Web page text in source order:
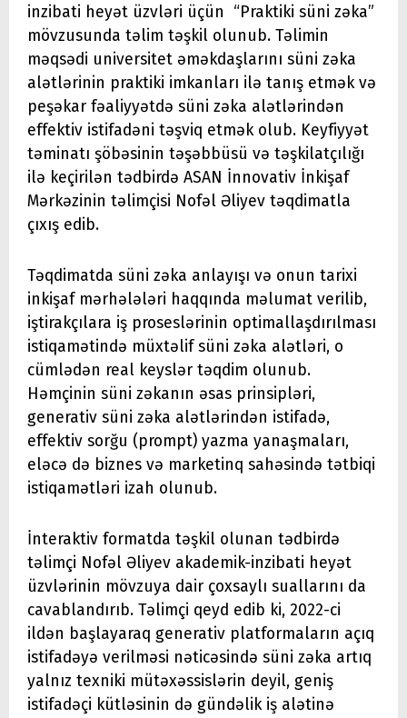
inzibati heyət üzvləri üçün “Praktiki süni zəka”
mövzusunda təlim təşkil olunub. Təlimin
məqsədi universitet əməkdaşlarını süni zəka
alətlərinin praktiki imkanları ilə tanış etmək və
peşəkar fəaliyyətdə süni zəka alətlərindən
effektiv istifadəni təşviq etmək olub. Keyfiyyət
təminatı şöbəsinin təşəbbüsü və təşkilatçılığı
ilə keçirilən tədbirdə ASAN İnnovativ İnkişaf
Mərkəzinin təlimçisi Nofəl Əliyev təqdimatla
çıxış edib.
Təqdimatda süni zəka anlayışı və onun tarixi
inkişaf mərhələləri haqqında məlumat verilib,
iştirakçılara iş proseslərinin optimallaşdırılması
istiqamətində müxtəlif süni zəka alətləri, o
cümlədən real keyslər təqdim olunub.
Həmçinin süni zəkanın əsas prinsipləri,
generativ süni zəka alətlərindən istifadə,
effektiv sorğu (prompt) yazma yanaşmaları,
eləcə də biznes və marketinq sahəsində tətbiqi
istiqamətləri izah olunub.
İnteraktiv formatda təşkil olunan tədbirdə
təlimçi Nofəl Əliyev akademik-inzibati heyət
üzvlərinin mövzuya dair çoxsaylı suallarını da
cavablandırıb. Təlimçi qeyd edib ki, 2022-ci
ildən başlayaraq generativ platformaların açıq
istifadəyə verilməsi nəticəsində süni zəka artıq
yalnız texniki mütəxəssislərin deyil, geniş
istifadəçi kütləsinin də gündəlik iş alətinə